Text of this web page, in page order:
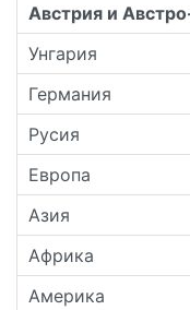
Австрия и
Унгария
Германия
Русия
Европа
Азия
Африка
Америка